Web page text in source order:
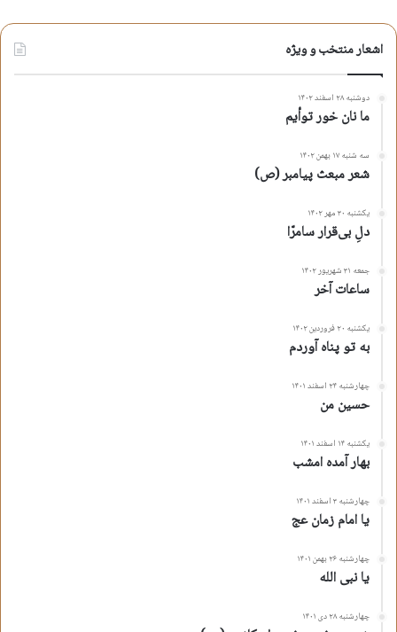
اشعار منتخب و ویژه
دوشنبه ۲۸ اسفند ۱۴۰۲
ما نان خور توأیم
سه شنبه ۱۷ بهمن ۱۴۰۲
شعر مبعث پیامبر (ص)
یکشنبه ۳۰ مهر ۱۴۰۲
دلِ بی‌قرار سامرّا
جمعه ۳۱ شهریور ۱۴۰۲
ساعات آخر
یکشنبه ۲۰ فروردین ۱۴۰۲
به تو پناه آوردم
چهارشنبه ۲۴ اسفند ۱۴۰۱
حسین من
یکشنبه ۱۴ اسفند ۱۴۰۱
بهار آمده امشب
چهارشنبه ۳ اسفند ۱۴۰۱
یا امام زمان عج
چهارشنبه ۲۶ بهمن ۱۴۰۱
یا نبی الله
چهارشنبه ۲۸ دی ۱۴۰۱